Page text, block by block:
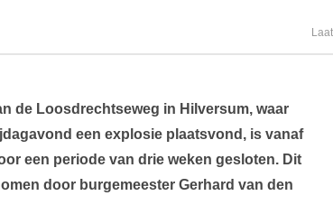
de Loosdrechtseweg in Hilversum, waar
een explosie plaatsvond, is vanaf
een periode van drie weken gesloten. Dit
door burgemeester Gerhard van den